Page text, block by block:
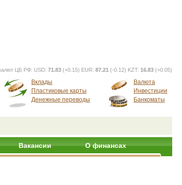
ЦБ РФ: USD: 71.83 (+0.15) EUR: 87.21 (-0.12) KZT: 16.83 (+0.05)
Вклады
Пластиковые карты
Денежные переводы
Валюта
Инвестиции
Банкоматы
Вакансии О финансах